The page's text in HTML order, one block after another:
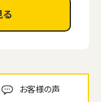
お客様の声